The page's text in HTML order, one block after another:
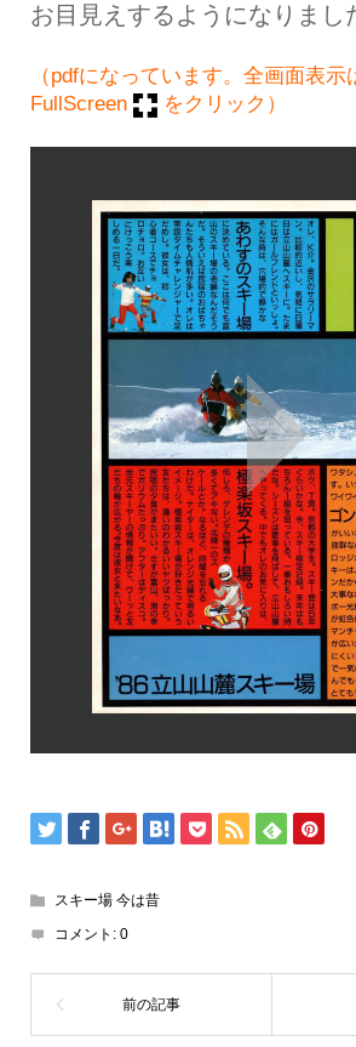
お目見えするようになりまし
（pdfになっています。全画面表示
FullScreen
をクリック）
スキー場 今は昔
コメント: 0